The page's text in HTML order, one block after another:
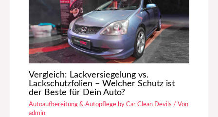
Vergleich: Lackversiegelung vs.
Lackschutzfolien – Welcher Schutz ist
der Beste für Dein Auto?
Autoaufbereitung & Autopflege by Car Clean Devils / Von
admin